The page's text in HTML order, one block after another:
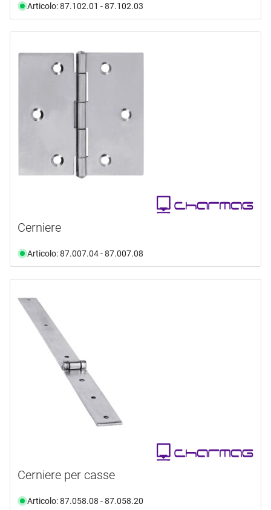
Articolo: 87.102.01 - 87.102.03
Cerniere
Articolo: 87.007.04 - 87.007.08
Cerniere per casse
Articolo: 87.058.08 - 87.058.20